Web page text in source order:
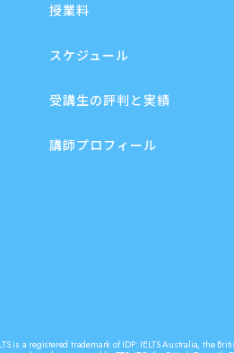
授業料
スケジュール
受講生の評判と実績
講師プロフィール
is a registered trademark of IDP: IELTS Australia, the